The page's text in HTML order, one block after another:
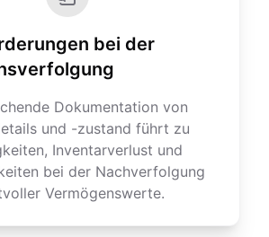
bei der
Dokumentation von
und -zustand führt zu
Inventarverlust und
bei der Nachverfolgung
Vermögenswerte.